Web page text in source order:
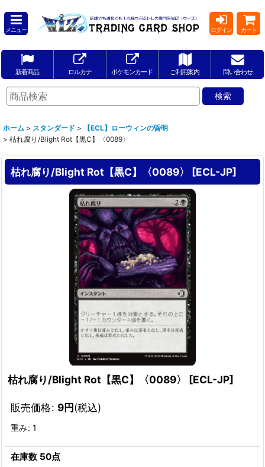
メニュー ログイン カート
新着商品 ロルカナ ポケモンカード ご利用案内 問い合わせ
ホーム > スタンダード >
【ECL】ローウィンの昏明
> 枯れ腐り/Blight Rot【黒C】〈0089〉
枯れ腐り/Blight Rot【黒C】〈0089〉 [ECL-JP]
枯れ腐り/Blight Rot【黒C】〈0089〉 [ECL-JP]
販売価格: 9円(税込)
重み: 1
在庫数 50点